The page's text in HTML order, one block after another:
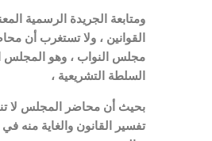
ومتابعة الجريدة الرسمية
القوانين ، ولا تستغرب أن
مجلس النواب ، وهو المجلس
السلطة التشريعية ،
بحيث أن محاضر المجلس لا
تفسير القانون والغاية منه في